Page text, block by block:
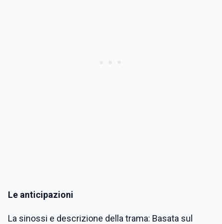
Le anticipazioni
La sinossi e descrizione della trama: Basata sul